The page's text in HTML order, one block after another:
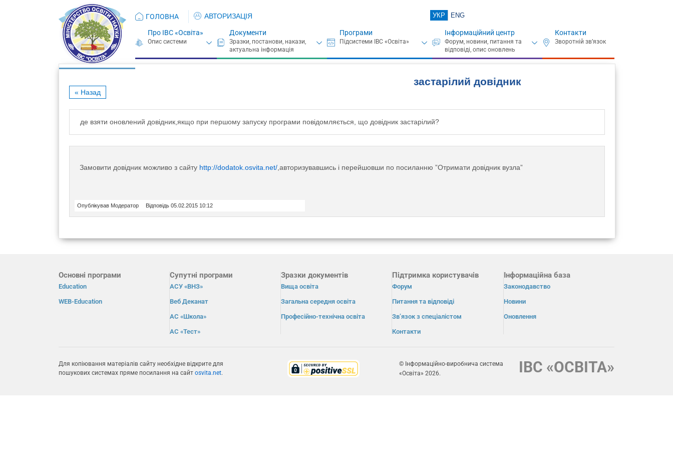
ГОЛОВНА АВТОРИЗАЦІЯ УКР ENG
Про ІВС «Освіта» Документи Програми Інформаційний центр Контакти
застарілий довідник
« Назад
де взяти оновлений довідник,якщо при першому запуску програми повідомляється, що довідник застарілий?
Замовити довідник можливо з сайту http://dodatok.osvita.net/,авторизувавшись і перейшовши по посиланню ”Отримати довідник вузла”
Опублікував Модератор Відповідь 05.02.2015 10:12
Основні програми
Education
WEB-Education
Супутні програми
АСУ «ВНЗ»
Веб Деканат
АС «Школа»
АС «Тест»
Зразки документів
Вища освіта
Загальна середня освіта
Професійно-технічна освіта
Підтримка користувачів
Форум
Питання та відповіді
Зв’язок з спеціалістом
Контакти
Інформаційна база
Законодавство
Новини
Оновлення
Для копіювання матеріалів сайту необхідне відкрите для
пошукових системах пряме посилання на сайт osvita.net.
© Інформаційно-виробнича система
«Освіта» 2026.
ІВС «ОСВІТА»